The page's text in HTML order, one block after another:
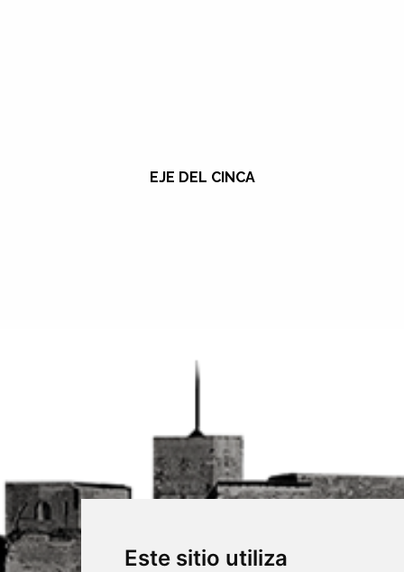
Este sitio utiliza
EJE DEL CINCA